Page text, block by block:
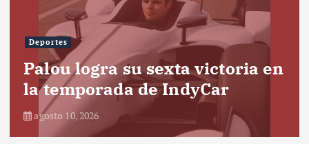
Deportes
Palou logra su sexta victoria en
la temporada de IndyCar
agosto 10, 2026